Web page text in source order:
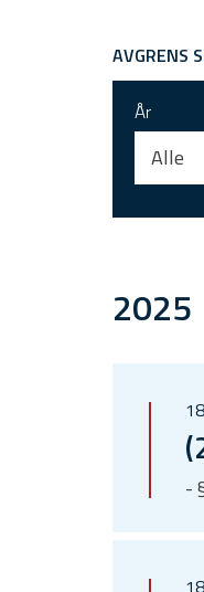
AVGRENS
År
Alle
2025
-